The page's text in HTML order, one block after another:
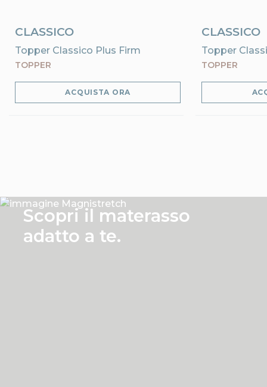
CLASSICO
Topper Classico Plus Firm
TOPPER
ACQUISTA ORA
CLASSICO
Topper
TOPPER
Scopri il materasso
adatto a te.